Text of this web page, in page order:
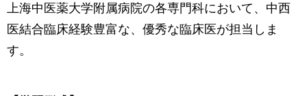
上海中医薬大学附属病院の各専門科において、中西
医結合臨床経験豊富な、優秀な臨床医が担当しま
す。